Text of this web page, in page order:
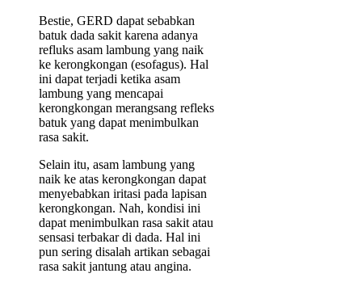
Bestie, GERD dapat sebabkan
batuk dada sakit karena adanya
refluks asam lambung yang naik
ke kerongkongan (esofagus). Hal
ini dapat terjadi ketika asam
lambung yang mencapai
kerongkongan merangsang refleks
batuk yang dapat menimbulkan
rasa sakit.
Selain itu, asam lambung yang
naik ke atas kerongkongan dapat
menyebabkan iritasi pada lapisan
kerongkongan. Nah, kondisi ini
dapat menimbulkan rasa sakit atau
sensasi terbakar di dada. Hal ini
pun sering disalah artikan sebagai
rasa sakit jantung atau angina.